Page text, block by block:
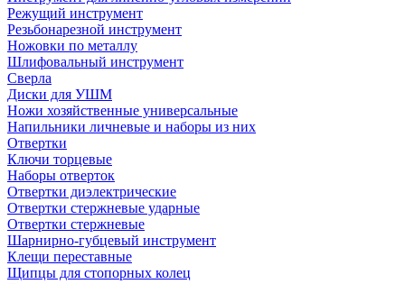
Режущий инструмент
Резьбонарезной инструмент
Ножовки по металлу
Шлифовальный инструмент
Сверла
Диски для УШМ
Ножи хозяйственные универсальные
Напильники личневые и наборы из них
Отвертки
Ключи торцевые
Наборы отверток
Отвертки диэлектрические
Отвертки стержневые ударные
Отвертки стержневые
Шарнирно-губцевый инструмент
Клещи переставные
Щипцы для стопорных колец